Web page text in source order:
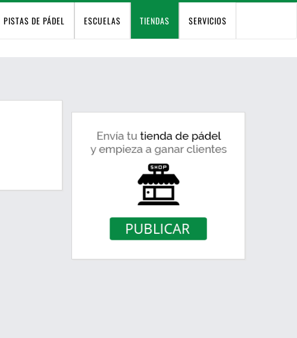
PISTAS DE PÁDEL ESCUELAS TIENDAS SERVICIOS